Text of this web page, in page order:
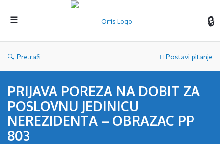
Pretraži Postavi pitanje
PRIJAVA POREZA NA DOBIT ZA
POSLOVNU JEDINICU
NEREZIDENTA – OBRAZAC PP
803